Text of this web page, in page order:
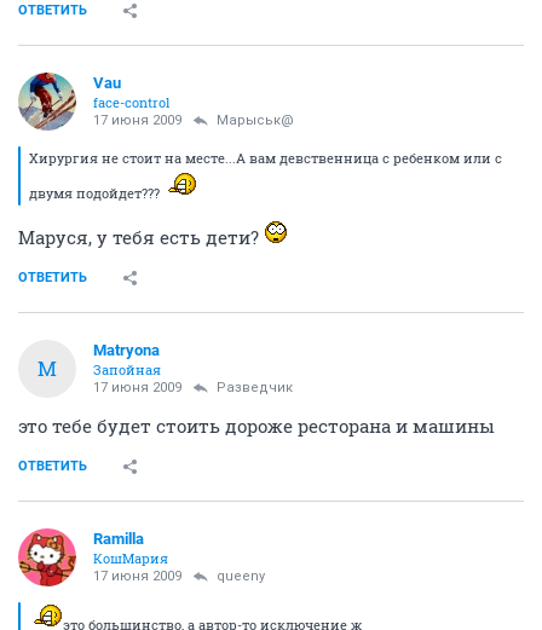
ОТВЕТИТЬ
Vau
face-control
17 июня 2009 Марыськ@
Хирургия не стоит на месте...А вам девственница с ребенком или с
двумя подойдет???
Маруся, у тебя есть дети?
ОТВЕТИТЬ
M
Matryona
Запойная
17 июня 2009 Разведчик
это тебе будет стоить дороже ресторана и машины
ОТВЕТИТЬ
Ramilla
КошМария
17 июня 2009 queeny
это большинство, а автор-то исключение ж